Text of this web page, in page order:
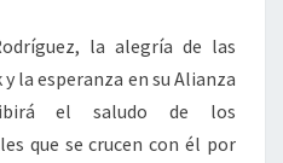
la alegría de las
la esperanza en su Alianza
el saludo de los
que se crucen con él por